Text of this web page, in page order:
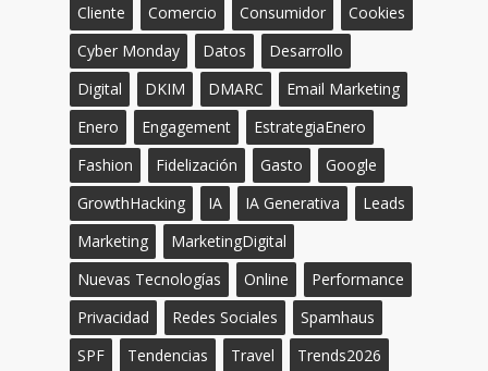
Cliente
Comercio Consumidor
Cookies
Cyber Monday
Datos
Desarrollo
Digital
DKIM DMARC
Email Marketing
Enero
Engagement
EstrategiaEnero
Fashion
Fidelización Gasto
Google
GrowthHacking
IA IA Generativa
Leads
Marketing
MarketingDigital
Nuevas Tecnologías
Online
Performance
Privacidad
Redes Sociales
Spamhaus
SPF
Tendencias Travel
Trends2026